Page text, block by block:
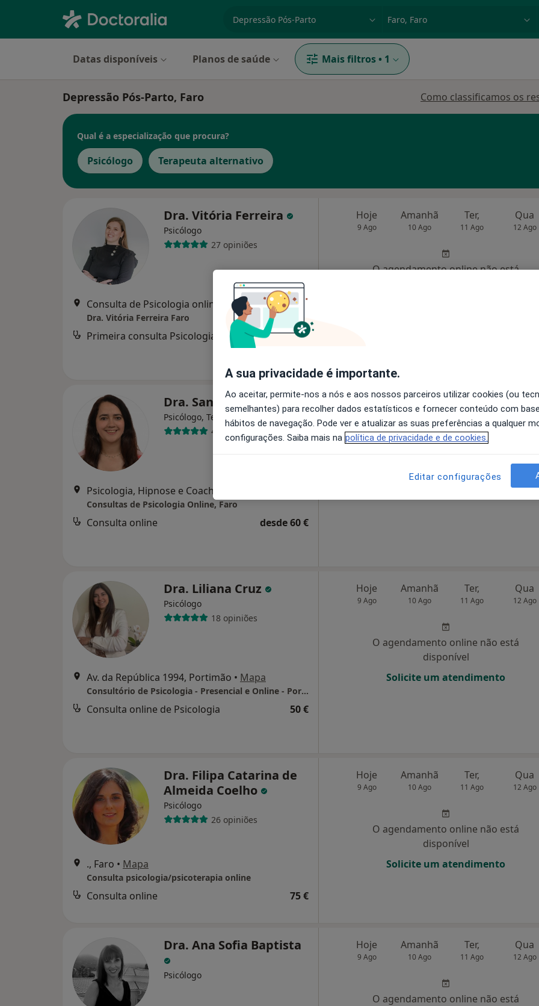
especialidade, doença ou nome
Datas disponíveis Planos de saúde Mais filtros • 1
Depressão Pós-Parto, Faro Como classificamos os
Qual é a especialização que procura?
Psicólogo Terapeuta alternativo
Dra. Vitória Ferreira
Psicólogo
27 opiniões
Consulta de Psicologia online, Faro •Mapa
Dra. Vitória Ferreira Faro
Primeira consulta Psicologia desde 55 €
Hoje
9 Ago
Amanhã
10 Ago
Ter,
11 Ago
Qua
12 Ago
O agendamento online não está
Dra. Sandra Correia
Psicólogo, Terapeuta alternativo
44 opiniões
Psicologia, Hipnose e Coaching, Faro
Consultas de Psicologia Online, Faro
Consulta online desde 60 €
Hoje
9 Ago
Amanhã
10 Ago
Ter,
11 Ago
Qua
12 Ago
disponível
Dra. Liliana Cruz
Psicólogo
18 opiniões
Av. da República 1994, Portimão • Mapa
Consultório de Psicologia - Presencial e Online - Portimão
Consulta online de Psicologia 50 €
Hoje
9 Ago
Amanhã
10 Ago
Ter,
11 Ago
Qua
12 Ago
O agendamento online não está
disponível
Solicite um atendimento
Dra. Filipa Catarina de
Almeida Coelho
Psicólogo
26 opiniões
., Faro • Mapa
Consulta psicologia/psicoterapia online
Consulta online 75 €
Hoje
9 Ago
Amanhã
10 Ago
Ter,
11 Ago
Qua
12 Ago
O agendamento online não está
disponível
Solicite um atendimento
Dra. Ana Sofia Baptista
Psicólogo
Hoje
9 Ago
Amanhã
10 Ago
Ter,
11 Ago
Qua
12 Ago
O agendamento online não está
A sua privacidade é importante.
Ao aceitar, permite-nos a nós e aos nossos parceiros utilizar cookies (ou
semelhantes) para recolher dados estatísticos e fornecer conteúdo com
hábitos de navegação. Pode ver e atualizar as suas preferências a qualquer
configurações. Saiba mais na política de privacidade e de cookies.
Editar configurações